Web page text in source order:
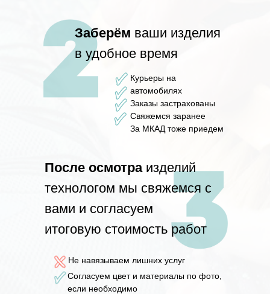
Курьеры на
автомобилях
Заказы застрахованы
Свяжемся заранее
За МКАД тоже приедем
Согласуем цвет и материалы по фото,
если необходимо
Не навязываем лишних услуг
Заберём ваши изделия
в удобное время
После осмотраизделий
технологом мы свяжемся с
вами и согласуем
итоговую стоимость работ